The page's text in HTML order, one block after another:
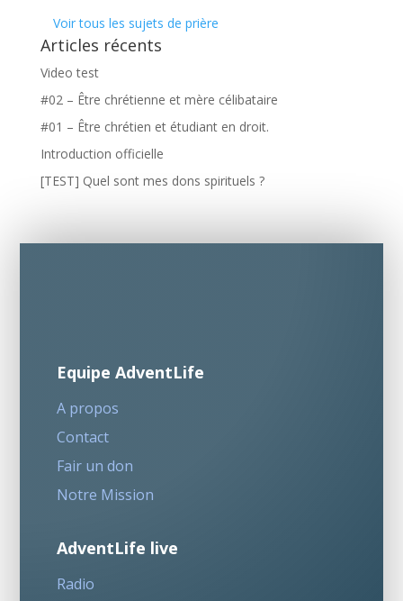
Voir tous les sujets de prière
Articles récents
Video test
#02 – Être chrétienne et mère célibataire
#01 – Être chrétien et étudiant en droit.
Introduction officielle
[TEST] Quel sont mes dons spirituels ?
Equipe AdventLife
A propos
Contact
Fair un don
Notre Mission
AdventLife live
Radio